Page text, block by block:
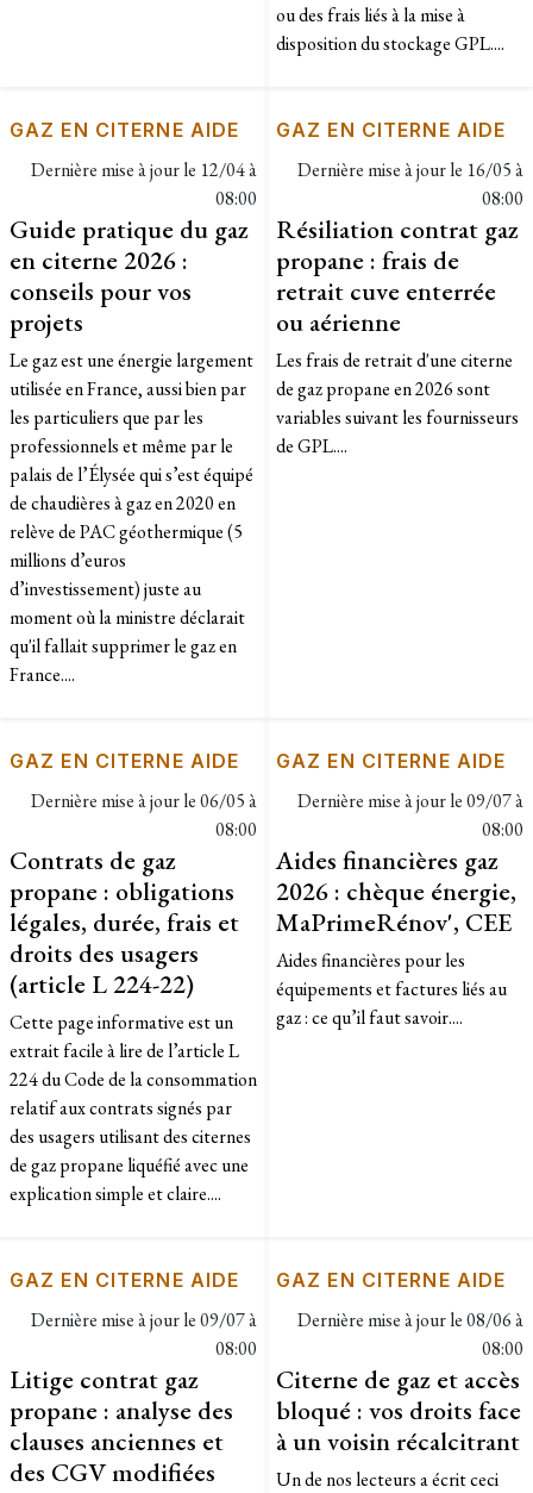
ou des frais liés à la mise à
disposition du stockage GPL....
GAZ EN CITERNE AIDE
Dernière mise à jour le 12/04 à
08:00
Guide pratique du gaz
en citerne 2026 :
conseils pour vos
projets
Le gaz est une énergie largement
utilisée en France, aussi bien par
les particuliers que par les
professionnels et même par le
palais de l’Élysée qui s’est équipé
de chaudières à gaz en 2020 en
relève de PAC géothermique (5
millions d’euros
d’investissement) juste au
moment où la ministre déclarait
qu'il fallait supprimer le gaz en
France....
GAZ EN CITERNE AIDE
Dernière mise à jour le 16/05 à
08:00
Résiliation contrat gaz
propane : frais de
retrait cuve enterrée
ou aérienne
Les frais de retrait d'une citerne
de gaz propane en 2026 sont
variables suivant les fournisseurs
de GPL....
GAZ EN CITERNE AIDE
Dernière mise à jour le06/05 à
08:00
Contrats de gaz
propane : obligations
légales, durée, frais et
droits des usagers
(article L 224-22)
Cette page informative est un
extrait facile à lire de l’article L
224 du Code de la consommation
relatif aux contrats signés par
des usagers utilisant des citernes
de gaz propane liquéfié avec une
explication simple et claire....
GAZ EN CITERNE AIDE
Dernière mise à jour le09/07 à
08:00
Aides financières gaz
2026 : chèque énergie,
MaPrimeRénov', CEE
Aides financières pour les
équipements et factures liés au
gaz : ce qu’il faut savoir....
GAZ EN CITERNE AIDE
Dernière mise à jour le09/07 à
08:00
Litige contrat gaz
propane : analyse des
clauses anciennes et
des CGV modifiées
GAZ EN CITERNE AIDE
Dernière mise à jour le08/06 à
08:00
Citerne de gaz et accès
bloqué : vos droits face
à un voisin récalcitrant
Un de nos lecteurs a écrit ceci